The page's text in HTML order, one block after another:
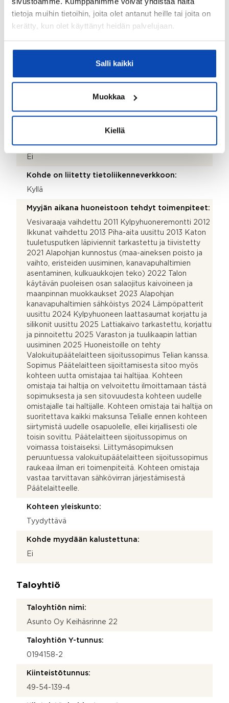
tietoja muihin tietoihin, joita olet antanut heille tai joita on
kerätty, kun olet käyttänyt heidän palvelujaan.
Salli kaikki
Muokkaa
Kiellä
Terassi:
Kyllä
Kohteen säilytystilat:
Kohteessa on satelliittiantenni:
Ei
Kohde on liitetty tietoliikenneverkkoon:
Kyllä
Myyjän aikana huoneistoon tehdyt toimenpiteet:
Vesivaraaja vaihdettu 2011 Kylpyhuoneremontti 2012
Ikkunat vaihdettu 2013 Piha-aita uusittu 2013 Katon
tuuletusputken läpiviennit tarkastettu ja tiivistetty
2021 Alapohjan kunnostus (maa-aineksen poisto ja
vaihto, eristeiden uusiminen, kanavapuhaltimien
asentaminen, kulkuaukkojen teko) 2022 Talon
käytävän puoleisen osan salaojitus kaivoineen ja
maanpinnan muokkaukset 2023 Alapohjan
kanavapuhaltimien sähköistys 2024 Lämpöpatterit
uusittu 2024 Kylpyhuoneen laattasaumat korjattu ja
silikonit uusittu 2025 Lattiakaivo tarkastettu, korjattu
ja pinnoitettu 2025 Varaston ja tuulikaapin lattian
uusiminen 2025 Huoneistoille on tehty
Valokuitupäätelaitteen sijoitussopimus Telian kanssa.
Sopimus Päätelaitteen sijoittamisesta sitoo myös
kohteen uutta omistajaa tai haltijaa. Kohteen
omistaja tai haltija on velvoitettu ilmoittamaan tästä
sopimuksesta ja sen sitovuudesta kohteen uudelle
omistajalle tai haltijalle. Kohteen omistaja tai haltija on
suoritettava kaikki maksunsa Telialle ennen kohteen
siirtymistä uudelle osapuolelle, ellei kirjallisesti ole
toisin sovittu. Päätelaitteen sijoitussopimus on
voimassa toistaiseksi. Liittymäsopimuksen
peruuntuessa valokuitupäätelaitteen sijoitussopimus
raukeaa ilman eri toimenpiteitä. Kohteen omistaja
vastaa tarvittavan sähkövirran järjestämisestä
Päätelaitteelle.
Kohteen yleiskunto:
Tyydyttävä
Kohde myydään kalustettuna:
Ei
Taloyhtiö
Taloyhtiön nimi:
Asunto Oy Keihäsrinne 22
Taloyhtiön Y-tunnus:
0194158-2
Kiinteistötunnus:
49-54-139-4